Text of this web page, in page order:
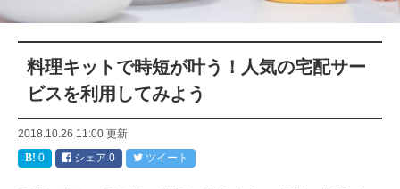
料理キットで時短が叶う！人気の宅配サー
ビスを利用してみよう
2018.10.26 11:00 更新
0
シェア 0 ツイート